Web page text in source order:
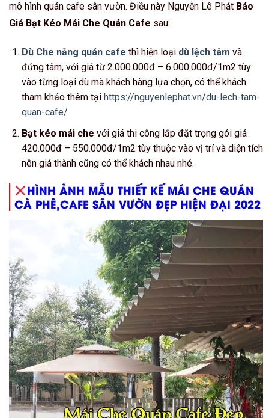
mô hình quán cafe sân vườn. Điều này Nguyễn Lê Phát Báo
Giá Bạt Kéo Mái Che Quán Cafe sau:
Dù Che nắng quán cafe thì hiện loại dù lệch tâm và
đứng tâm, với giá từ 2.000.000đ – 6.000.000đ/1m2 tùy
vào từng loại dù mà khách hàng lựa chọn, có thể khách
tham khảo thêm tại https://nguyenlephat.vn/du-lech-tam-
quan-cafe/
Bạt kéo mái che với giá thi công lắp đặt trọng gói giá
420.000đ – 550.000đ/1m2 tùy thuộc vào vị trí và diện tích
nên giá thành cũng có thể khách nhau nhé.
HÌNH ẢNH MẪU THIẾT KẾ MÁI CHE QUÁN
CÀ PHÊ,CAFE SÂN VƯỜN ĐẸP HIỆN ĐẠI 2022